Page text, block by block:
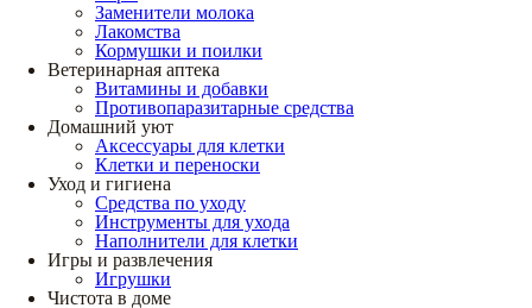
Заменители молока
Лакомства
Кормушки и поилки
Ветеринарная аптека
Витамины и добавки
Противопаразитарные средства
Домашний уют
Аксессуары для клетки
Клетки и переноски
Уход и гигиена
Средства по уходу
Инструменты для ухода
Наполнители для клетки
Игры и развлечения
Игрушки
Чистота в доме